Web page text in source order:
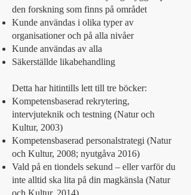
den forskning som finns på området
Kunde användas i olika typer av
organisationer och på alla nivåer
Kunde användas av alla
Säkerställde likabehandling
Detta har hitintills lett till tre böcker:
Kompetensbaserad rekrytering,
intervjuteknik och testning (Natur och
Kultur, 2003)
Kompetensbaserad personalstrategi (Natur
och Kultur, 2008; nyutgåva 2016)
Vald på en tiondels sekund – eller varför du
inte alltid ska lita på din magkänsla (Natur
och Kultur, 2014)